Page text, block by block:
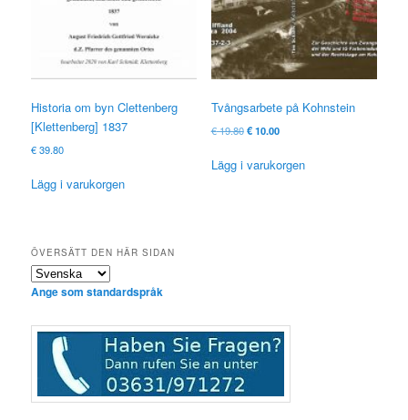
Historia om byn Clettenberg
[Klettenberg] 1837
€39.80
Lägg i varukorgen
Tvångsarbete på Kohnstein
€19.80 Ursprungligt
var:
€10.00Nuvarande
är:
Lägg i varukorgen
ÖVERSÄTT DEN HÄR SIDAN
Ange som standardspråk